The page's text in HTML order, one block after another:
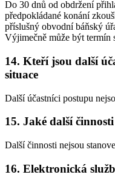
Do 30 dnů od obdržení
předpokládané konání
příslušný obvodní báňský
Výjimečně může být termín
14. Kteří jsou další
situace
Další účastníci postupu
15. Jaké další
Další činnosti nejsou
16. Elektronická